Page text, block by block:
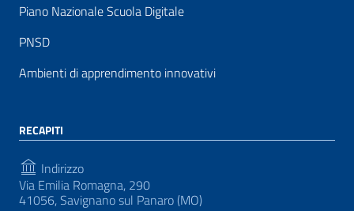
Piano Nazionale Scuola Digitale
PNSD
Ambienti di apprendimento innovativi
RECAPITI
Indirizzo
Via Emilia Romagna, 290
41056, Savignano sul Panaro (MO)